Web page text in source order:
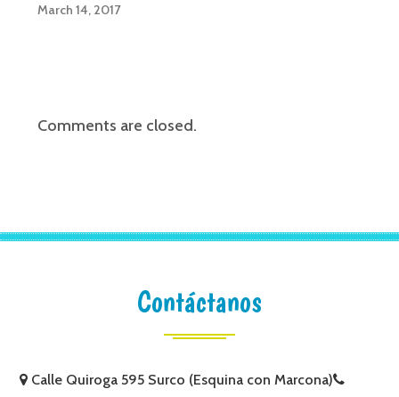
March 14, 2017
Comments are closed.
Contáctanos
Calle Quiroga 595 Surco (Esquina con Marcona)